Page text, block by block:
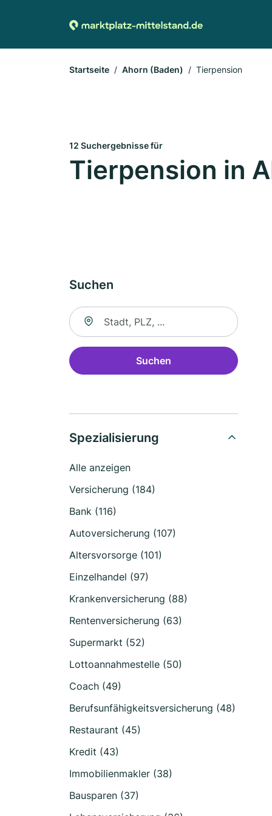
Startseite Ahorn (Baden) Tierpension
12 Suchergebnisse für
Tierpension in
Suchen
Suche nach Ort
Suchen
Spezialisierung
Alle anzeigen
Versicherung (184)
Bank (116)
Autoversicherung (107)
Altersvorsorge (101)
Einzelhandel (97)
Krankenversicherung (88)
Rentenversicherung (63)
Supermarkt (52)
Lottoannahmestelle (50)
Coach (49)
Berufsunfähigkeitsversicherung (48)
Restaurant (45)
Kredit (43)
Immobilienmakler (38)
Bausparen (37)